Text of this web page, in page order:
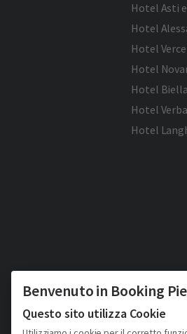
Hotel Asti
Hotel
Hotel
Hotel
Hotel
Hotel
Hotel
Benvenuto in Booking
Questo sito utilizza Cookie